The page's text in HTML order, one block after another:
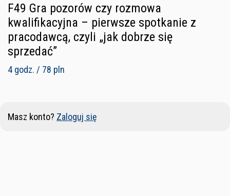
F49 Gra pozorów czy rozmowa
kwalifikacyjna – pierwsze spotkanie z
pracodawcą, czyli „jak dobrze się
sprzedać”
4 godz. / 78 pln
Masz konto? Zaloguj się